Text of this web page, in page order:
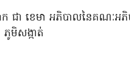
ោក ជា ខេមា អភិបាលនៃគណៈ
ភូមិសង្កាត់